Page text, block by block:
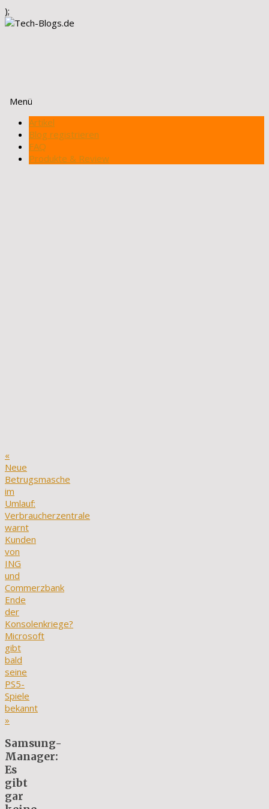
);
Menü
Zum
Inhalt
springen
Artikel
Blog registrieren
FAQ
Produkte & Review
«
Neue
Betrugsmasche
im
Umlauf:
Verbraucherzentrale
warnt
Kunden
von
ING
und
Commerzbank
Ende
der
Konsolenkriege?
Microsoft
gibt
bald
seine
PS5-
Spiele
bekannt
»
Samsung-
Manager:
Es
gibt
gar